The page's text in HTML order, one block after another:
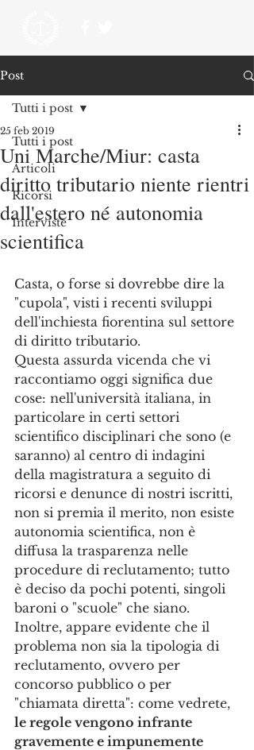
Post
Tutti i post
Articoli
Ricorsi
Interviste
Tutti i post
Uni Marche/Miur: casta
diritto tributario niente rientri
dall'estero né autonomia
scientifica
25 feb 2019
Casta, o forse si dovrebbe dire la
"cupola", visti i recenti sviluppi
dell'inchiesta fiorentina sul settore
di diritto tributario.
Questa assurda vicenda che vi
raccontiamo oggi significa due
cose: nell'università italiana, in
particolare in certi settori
scientifico disciplinari che sono (e
saranno) al centro di indagini
della magistratura a seguito di
ricorsi e denunce di nostri iscritti,
non si premia il merito, non esiste
autonomia scientifica, non è
diffusa la trasparenza nelle
procedure di reclutamento; tutto
è deciso da pochi potenti, singoli
baroni o "scuole" che siano.
Inoltre, appare evidente che il
problema non sia la tipologia di
reclutamento, ovvero per
concorso pubblico o per
"chiamata diretta": come vedrete,
le regole vengono infrante
gravemente e impunemente